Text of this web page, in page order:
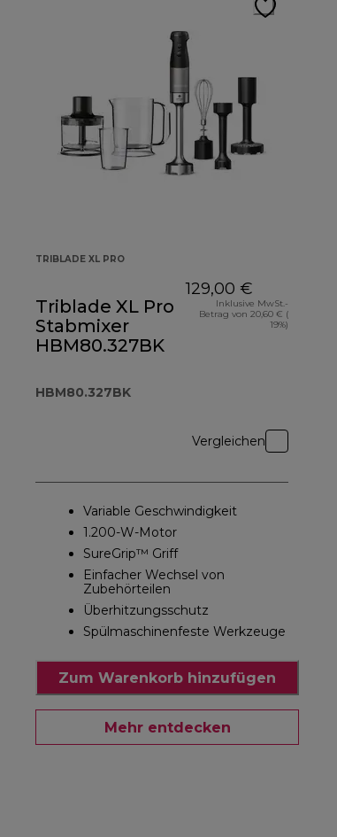
TRIBLADE XL PRO
Triblade XL Pro
Stabmixer
HBM80.327BK
HBM80.327BK
129,00 €
Inklusive MwSt.-
Betrag von 20,60 € (
19%)
Vergleichen
Variable Geschwindigkeit
1.200-W-Motor
SureGrip™ Griff
Einfacher Wechsel von
Zubehörteilen
Überhitzungsschutz
Spülmaschinenfeste Werkzeuge
Zum Warenkorb hinzufügen
Mehr entdecken